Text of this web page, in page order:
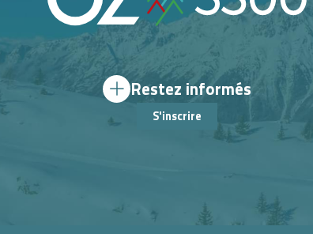
Restez informés
S'inscrire